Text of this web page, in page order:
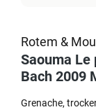
Rotem &
Saouma Le
Bach 2009
Grenache